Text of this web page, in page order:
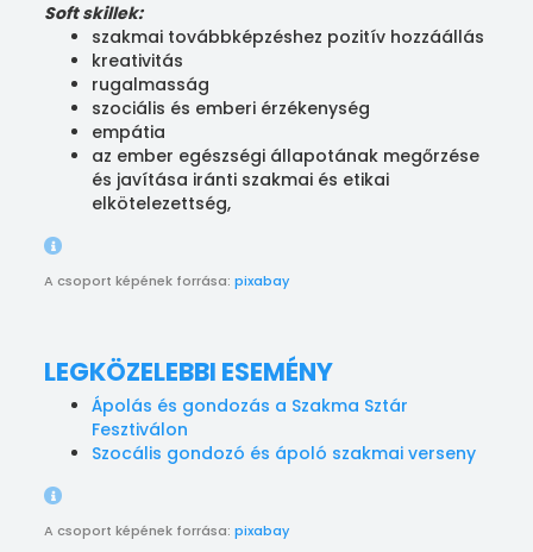
Soft skillek:
szakmai továbbképzéshez pozitív hozzáállás
kreativitás
rugalmasság
szociális és emberi érzékenység
empátia
az ember egészségi állapotának megőrzése
és javítása iránti szakmai és etikai
elkötelezettség,
A csoport képének forrása:pixabay
LEGKÖZELEBBI ESEMÉNY
Ápolás és gondozás a Szakma Sztár
Fesztiválon
Szocális gondozó és ápoló szakmai verseny
A csoport képének forrása:pixabay